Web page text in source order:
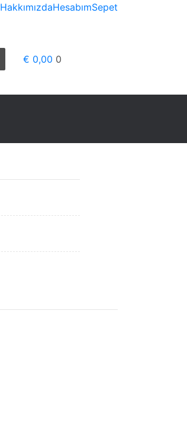
HakkımızdaHesabımSepet
€ 0,00 0